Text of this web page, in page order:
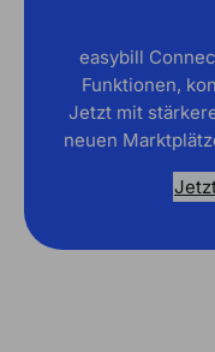
easybill
Funktionen,
Jetzt mit
neuen